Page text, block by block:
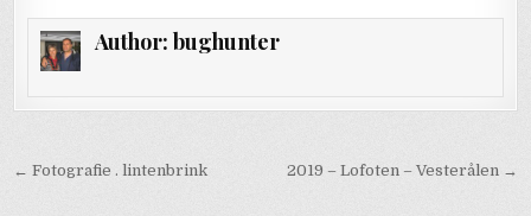
Author: bughunter
Bericht navigatie 2019 – Lofoten – Vesterålen →
← Fotografie . lintenbrink